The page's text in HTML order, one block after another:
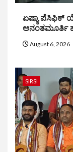
ಏಷ್ಯಾ ಪೆಸಿಫಿಕ್
ಅನಂತಮೂರ್ತಿ
August 6, 2026
SIRSI